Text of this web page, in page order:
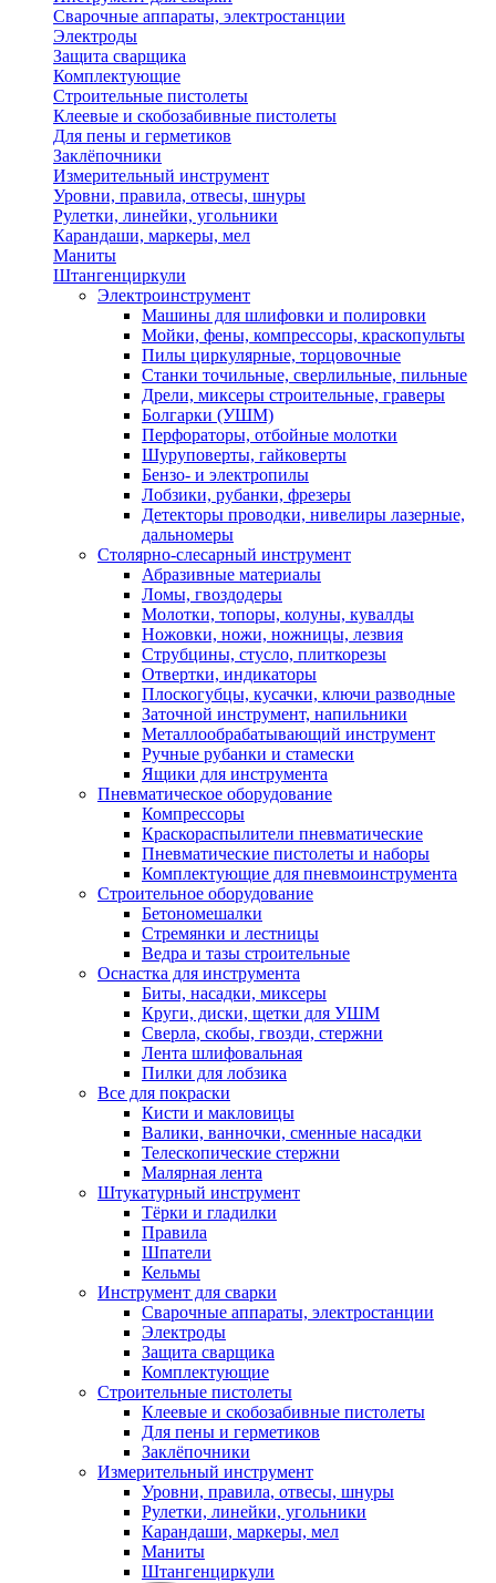
Сварочные аппараты, электростанции
Электроды
Защита сварщика
Комплектующие
Строительные пистолеты
Клеевые и скобозабивные пистолеты
Для пены и герметиков
Заклёпочники
Измерительный инструмент
Уровни, правила, отвесы, шнуры
Рулетки, линейки, угольники
Карандаши, маркеры, мел
Маниты
Штангенциркули
Электроинструмент
Машины для шлифовки и полировки
Мойки, фены, компрессоры, краскопульты
Пилы циркулярные, торцовочные
Станки точильные, сверлильные, пильные
Дрели, миксеры строительные, граверы
Болгарки (УШМ)
Перфораторы, отбойные молотки
Шуруповерты, гайковерты
Бензо- и электропилы
Лобзики, рубанки, фрезеры
Детекторы проводки, нивелиры лазерные,
дальномеры
Столярно-слесарный инструмент
Абразивные материалы
Ломы, гвоздодеры
Молотки, топоры, колуны, кувалды
Ножовки, ножи, ножницы, лезвия
Струбцины, стусло, плиткорезы
Отвертки, индикаторы
Плоскогубцы, кусачки, ключи разводные
Заточной инструмент, напильники
Металлообрабатывающий инструмент
Ручные рубанки и стамески
Ящики для инструмента
Пневматическое оборудование
Компрессоры
Краскораспылители пневматические
Пневматические пистолеты и наборы
Комплектующие для пневмоинструмента
Строительное оборудование
Бетономешалки
Стремянки и лестницы
Ведра и тазы строительные
Оснастка для инструмента
Биты, насадки, миксеры
Круги, диски, щетки для УШМ
Сверла, скобы, гвозди, стержни
Лента шлифовальная
Пилки для лобзика
Все для покраски
Кисти и макловицы
Валики, ванночки, сменные насадки
Телескопические стержни
Малярная лента
Штукатурный инструмент
Тёрки и гладилки
Правила
Шпатели
Кельмы
Инструмент для сварки
Сварочные аппараты, электростанции
Электроды
Защита сварщика
Комплектующие
Строительные пистолеты
Клеевые и скобозабивные пистолеты
Для пены и герметиков
Заклёпочники
Измерительный инструмент
Уровни, правила, отвесы, шнуры
Рулетки, линейки, угольники
Карандаши, маркеры, мел
Маниты
Штангенциркули